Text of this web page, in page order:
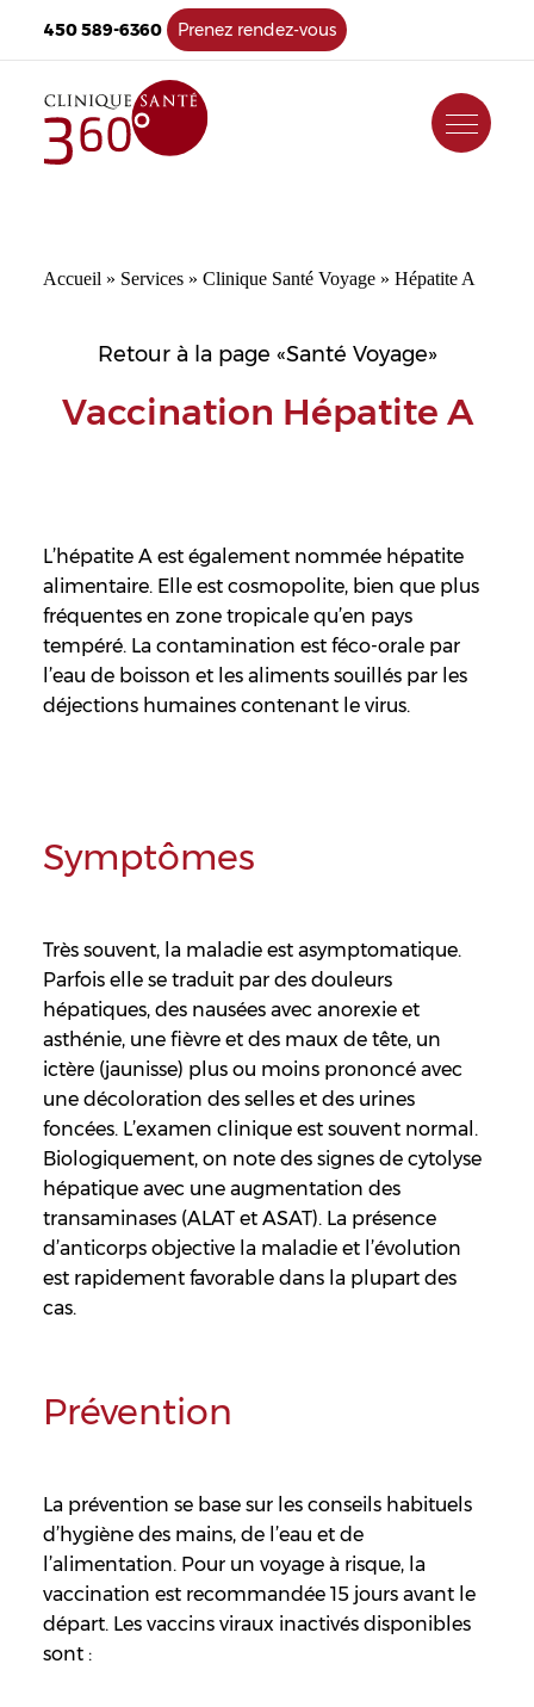
450 589-6360 Prenez rendez-vous
Accueil » Services » Clinique Santé Voyage » Hépatite A
Retour à la page «Santé Voyage»
Vaccination Hépatite A
L’hépatite A est également nommée hépatite
alimentaire. Elle est cosmopolite, bien que plus
fréquentes en zone tropicale qu’en pays
tempéré. La contamination est féco-orale par
l’eau de boisson et les aliments souillés par les
déjections humaines contenant le virus.
Symptômes
Très souvent, la maladie est asymptomatique.
Parfois elle se traduit par des douleurs
hépatiques, des nausées avec anorexie et
asthénie, une fièvre et des maux de tête, un
ictère (jaunisse) plus ou moins prononcé avec
une décoloration des selles et des urines
foncées. L’examen clinique est souvent normal.
Biologiquement, on note des signes de cytolyse
hépatique avec une augmentation des
transaminases (ALAT et ASAT). La présence
d’anticorps objective la maladie et l’évolution
est rapidement favorable dans la plupart des
cas.
Prévention
La prévention se base sur les conseils habituels
d’hygiène des mains, de l’eau et de
l’alimentation. Pour un voyage à risque, la
vaccination est recommandée 15 jours avant le
départ. Les vaccins viraux inactivés disponibles
sont :